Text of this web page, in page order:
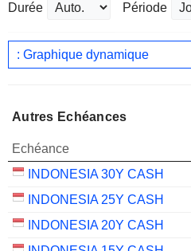
Durée Période
: Graphique dynamique
Autres Echéances
Echéance
INDONESIA 30Y CASH
INDONESIA 25Y CASH
INDONESIA 20Y CASH